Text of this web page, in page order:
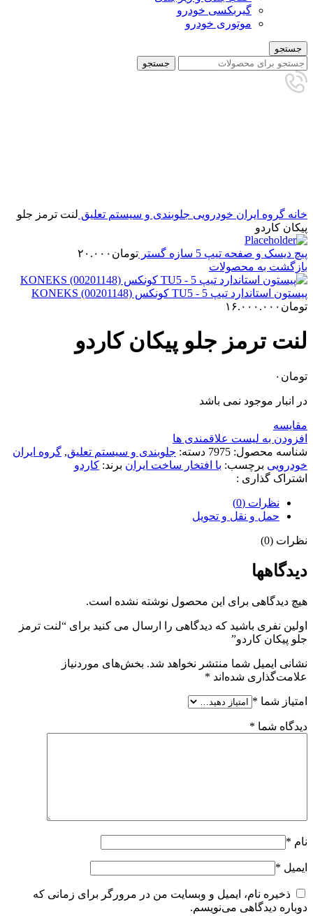
گیربکسی خودرو
موتوری خودرو
جستجو
جستجو
خانه گروه ایران خودرویی جلوبندی و سیستم تعلیق لنت ترمز جلو
پیکان کاردو
پیچ دیسک و صفحه تیپ 5 سازه گستر تومان ۲۰.۰۰۰
بازگشت به محصولات
پیستون استاندارد تیپ 5 - TU5 کونکس KONEKS (00201148)
تومان ۱۶.۰۰۰.۰۰۰
لنت ترمز جلو پیکان کاردو
تومان ۰
در انبار موجود نمی باشد
مقایسه
افزودن به لیست علاقمندی ها
شناسه محصول: 7975 دسته: جلوبندی و سیستم تعلیق, گروه ایران
خودرویی برچسب: با افتخار ساخت ایران برند: کاردو
اشتراک گذاری :
نظرات (0)
حمل و نقل و تحویل
نظرات (0)
دیدگاهها
هیچ دیدگاهی برای این محصول نوشته نشده است.
اولین نفری باشید که دیدگاهی را ارسال می کنید برای “لنت ترمز
جلو پیکان کاردو”
نشانی ایمیل شما منتشر نخواهد شد. بخش‌های موردنیاز
علامت‌گذاری شده‌اند *
امتیاز شما *
دیدگاه شما *
نام *
ایمیل *
ذخیره نام، ایمیل و وبسایت من در مرورگر برای زمانی که
دوباره دیدگاهی می‌نویسم.